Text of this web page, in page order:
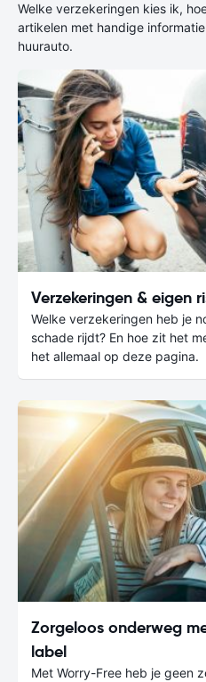
Welke verzekeringen kies ik,
artikelen met handige
huurauto.
Verzekeringen & eigen
Welke verzekeringen heb je
schade rijdt? En hoe zit het
het allemaal op deze pagina.
Zorgeloos onderweg
label
Met Worry-Free heb je geen